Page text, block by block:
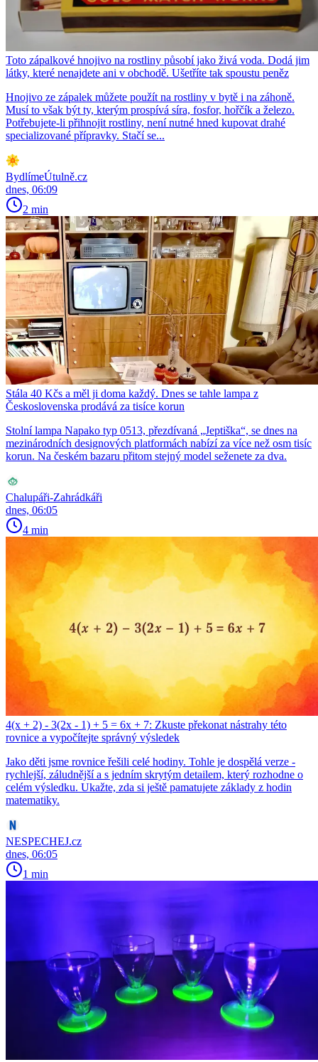
Toto zápalkové hnojivo na rostliny působí jako živá voda. Dodá jim
látky, které nenajdete ani v obchodě. Ušetříte tak spoustu peněz
Hnojivo ze zápalek můžete použít na rostliny v bytě i na záhoně.
Musí to však být ty, kterým prospívá síra, fosfor, hořčík a železo.
Potřebujete-li přihnojit rostliny, není nutné hned kupovat drahé
specializované přípravky. Stačí se...
BydlímeÚtulně.cz
dnes, 06:09
2 min
Stála 40 Kčs a měl ji doma každý. Dnes se tahle lampa z
Československa prodává za tisíce korun
Stolní lampa Napako typ 0513, přezdívaná „Jeptiška“, se dnes na
mezinárodních designových platformách nabízí za více než osm tisíc
korun. Na českém bazaru přitom stejný model seženete za dva.
Chalupáři-Zahrádkáři
dnes, 06:05
4 min
4(x + 2) - 3(2x - 1) + 5 = 6x + 7: Zkuste překonat nástrahy této
rovnice a vypočítejte správný výsledek
Jako děti jsme rovnice řešili celé hodiny. Tohle je dospělá verze -
rychlejší, záludnější a s jedním skrytým detailem, který rozhodne o
celém výsledku. Ukažte, zda si ještě pamatujete základy z hodin
matematiky.
NESPECHEJ.cz
dnes, 06:05
1 min